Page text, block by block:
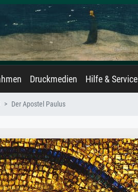
Druckmedien Hilfe & Service
Der Apostel Paulus